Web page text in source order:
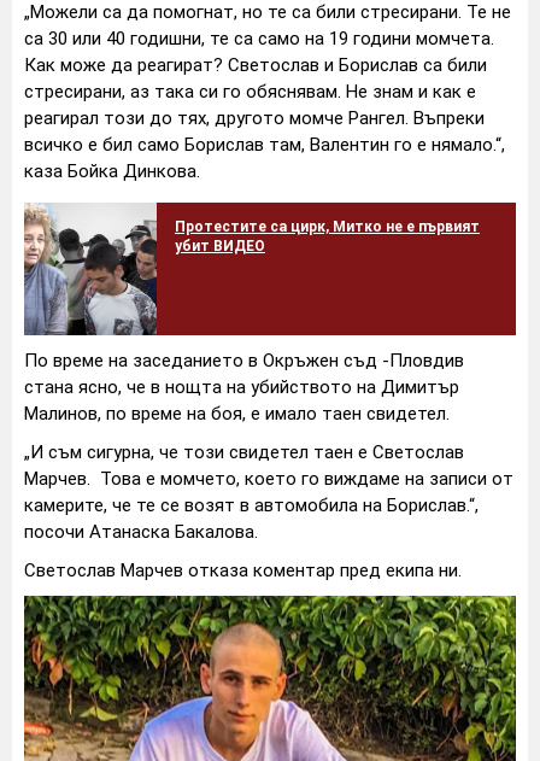
„Можели са да помогнат, но те са били стресирани. Те не
са 30 или 40 годишни, те са само на 19 години момчета.
Как може да реагират? Светослав и Борислав са били
стресирани, аз така си го обяснявам. Не знам и как е
реагирал този до тях, другото момче Рангел. Въпреки
всичко е бил само Борислав там, Валентин го е нямало.“,
каза Бойка Динкова.
Протестите са цирк, Митко не е първият
убит ВИДЕО
По време на заседанието в Окръжен съд -Пловдив
стана ясно, че в нощта на убийството на Димитър
Малинов, по време на боя, е имало таен свидетел.
„И съм сигурна, че този свидетел таен е Светослав
Марчев. Това е момчето, което го виждаме на записи от
камерите, че те се возят в автомобила на Борислав.“,
посочи Атанаска Бакалова.
Светослав Марчев отказа коментар пред екипа ни.